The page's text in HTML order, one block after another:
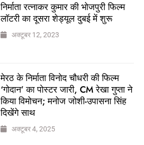
निर्माता रत्नाकर कुमार की भोजपुरी फिल्म
लॉटरी का दूसरा शेड्यूल दुबई में शुरू
अक्टूबर 12, 2023
मेरठ के निर्माता विनोद चौधरी की फिल्म
‘गोदान’ का पोस्टर जारी, CM रेखा गुप्ता ने
किया विमोचन; मनोज जोशी-उपासना सिंह
दिखेंगे साथ
अक्टूबर 4, 2025